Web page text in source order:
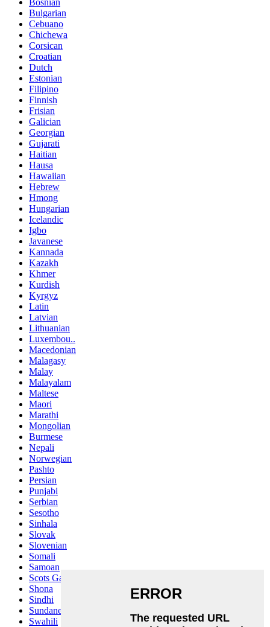
Bosnian
Bulgarian
Cebuano
Chichewa
Corsican
Croatian
Dutch
Estonian
Filipino
Finnish
Frisian
Galician
Georgian
Gujarati
Haitian
Hausa
Hawaiian
Hebrew
Hmong
Hungarian
Icelandic
Igbo
Javanese
Kannada
Kazakh
Khmer
Kurdish
Kyrgyz
Latin
Latvian
Lithuanian
Luxembou..
Macedonian
Malagasy
Malay
Malayalam
Maltese
Maori
Marathi
Mongolian
Burmese
Nepali
Norwegian
Pashto
Persian
Punjabi
Serbian
Sesotho
Sinhala
Slovak
Slovenian
Somali
Samoan
Scots Gaelic
Shona
Sindhi
Sundanese
Swahili